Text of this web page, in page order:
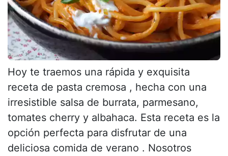
Hoy te traemos una rápida y exquisita
receta de pasta cremosa , hecha con una
irresistible salsa de burrata, parmesano,
tomates cherry y albahaca. Esta receta es la
opción perfecta para disfrutar de una
deliciosa comida de verano . Nosotros